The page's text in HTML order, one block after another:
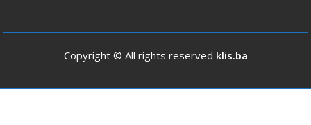
Copyright © All rights reserved klis.ba